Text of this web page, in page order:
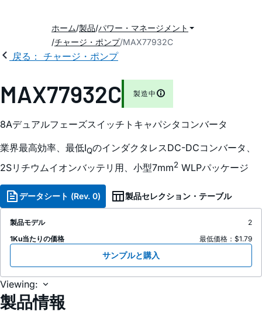
ホーム 製品 パワー・マネージメント
チャージ・ポンプ MAX77932C
戻る： チャージ・ポンプ
MAX77932C 製造中
8Aデュアルフェーズスイッチトキャパシタコンバータ
業界最高効率、最低IQのインダクタレスDC-DCコンバータ、
2Sリチウムイオンバッテリ用、小型7mm2 WLPパッケージ
データシート (Rev. 0) 製品セレクション・テーブル
製品モデル
2
1Ku当たりの価格
最低価格：$1.79
サンプルと購入
Viewing:
製品情報